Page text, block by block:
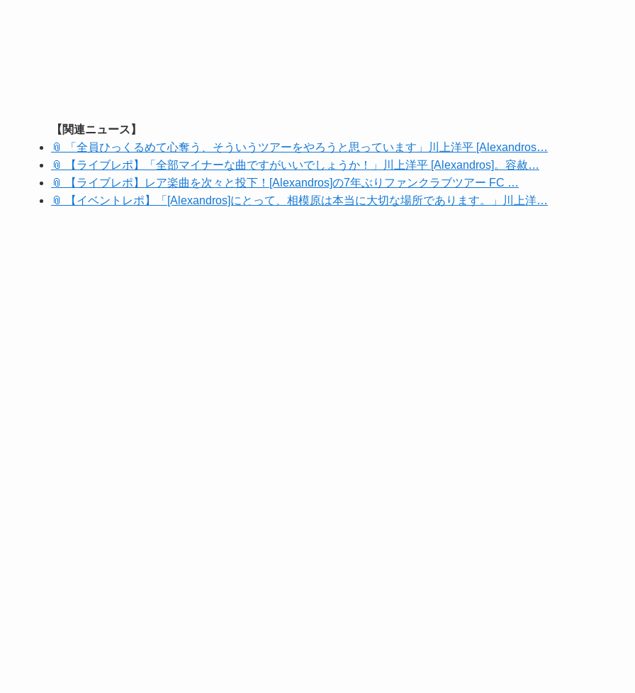
【関連ニュース】
📎 「全員ひっくるめて心奪う、そういうツアーをやろうと思っています」川上洋平 [Alexandros…
📎 【ライブレポ】「全部マイナーな曲ですがいいでしょうか！」川上洋平 [Alexandros]。容赦…
📎 【ライブレポ】レア楽曲を次々と投下！[Alexandros]の7年ぶりファンクラブツアー FC …
📎 【イベントレポ】「[Alexandros]にとって、相模原は本当に大切な場所であります。」川上洋…